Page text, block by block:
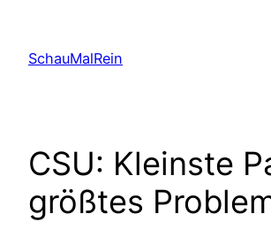
content
SchauMalRein
CSU: Kleinste
größtes